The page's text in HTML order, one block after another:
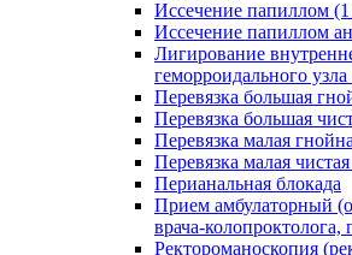
Иссечение папиллом
Иссечение папиллом
Лигирование
геморроидального узла
Перевязка большая
Перевязка большая
Перевязка малая
Перевязка малая
Перианальная блокада
Прием амбулаторный
врача-
Ректороманоскопия